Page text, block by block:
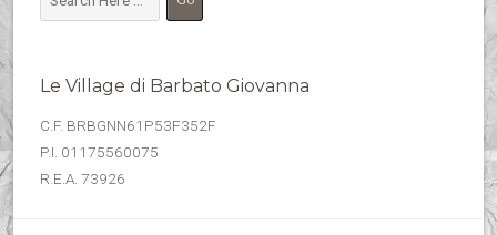
Le Village di Barbato Giovanna
C.F. BRBGNN61P53F352F
P.I. 01175560075
R.E.A. 73926